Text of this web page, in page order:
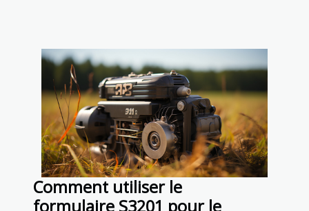
Comment utiliser le
formulaire S3201 pour le